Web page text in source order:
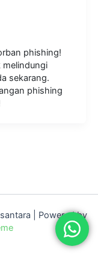
phishing!
melindungi
sekarang.
phishing
| Powered by